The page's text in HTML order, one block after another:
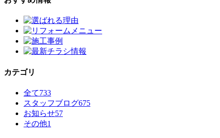
カテゴリ
全て733
スタッフブログ675
お知らせ57
その他1